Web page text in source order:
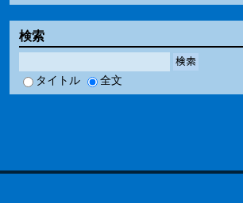
検索
検索
タイトル 全文